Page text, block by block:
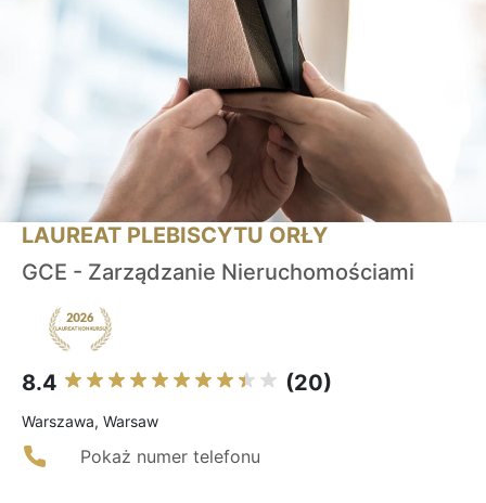
LAUREAT PLEBISCYTU ORŁY
GCE - Zarządzanie Nieruchomościami
8.4 (20)
Warszawa, Warsaw
Pokaż numer telefonu